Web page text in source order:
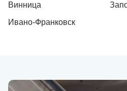
Винница
Ивано-Франковск